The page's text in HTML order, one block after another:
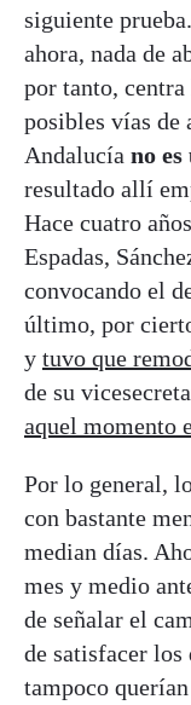
siguiente
ahora, nada de
por tanto,
posibles vías de
Andalucía no
resultado allí
Hace cuatro
Espadas,
convocando el
último, por
y tuvo que
de su
aquel momento
Por lo general,
con bastante
median días.
mes y medio
de señalar el
de satisfacer los
tampoco